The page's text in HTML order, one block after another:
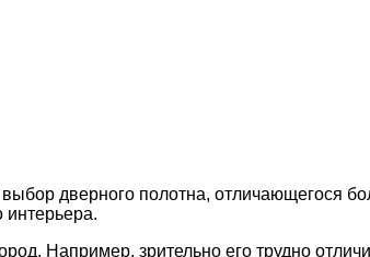
дверного полотна, отличающегося
интерьера.
Например, зрительно его трудно